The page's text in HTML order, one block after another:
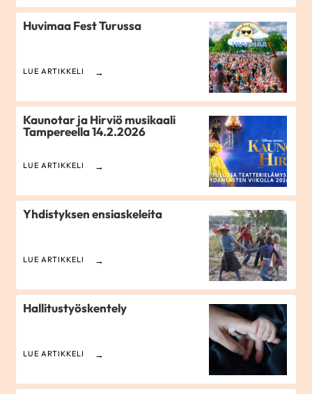
Huvimaa Fest Turussa
LUE ARTIKKELI
Kaunotar ja Hirviö musikaali
Tampereella 14.2.2026
LUE ARTIKKELI
Yhdistyksen ensiaskeleita
LUE ARTIKKELI
Hallitustyöskentely
LUE ARTIKKELI